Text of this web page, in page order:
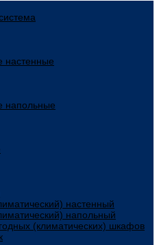
настенные
напольные
настенный
напольный
(климатических) шкафов